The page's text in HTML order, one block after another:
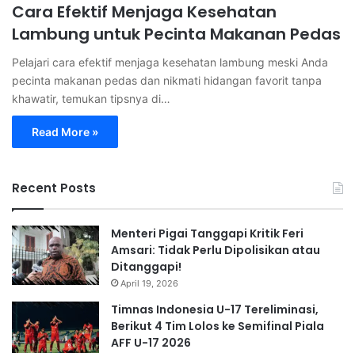
Cara Efektif Menjaga Kesehatan
Lambung untuk Pecinta Makanan Pedas
Pelajari cara efektif menjaga kesehatan lambung meski Anda
pecinta makanan pedas dan nikmati hidangan favorit tanpa
khawatir, temukan tipsnya di…
Read More »
Recent Posts
Menteri Pigai Tanggapi Kritik Feri
Amsari: Tidak Perlu Dipolisikan atau
Ditanggapi!
April 19, 2026
Timnas Indonesia U-17 Tereliminasi,
Berikut 4 Tim Lolos ke Semifinal Piala
AFF U-17 2026